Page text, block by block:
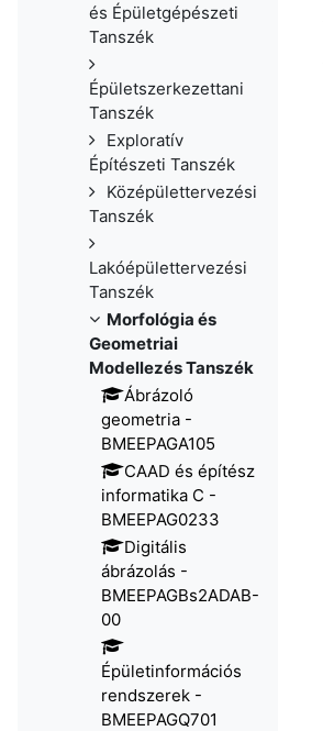
és Épületgépészeti
Tanszék
Épületszerkezettani
Tanszék
Exploratív
Építészeti Tanszék
Középülettervezési
Tanszék
Lakóépülettervezési
Tanszék
Morfológia és
Geometriai
Modellezés Tanszék
Ábrázoló
geometria -
BMEEPAGA105
CAAD és építész
informatika C -
BMEEPAG0233
Digitális
ábrázolás -
BMEEPAGBs2ADAB-
00​
Épületinformációs
rendszerek -
BMEEPAGQ701